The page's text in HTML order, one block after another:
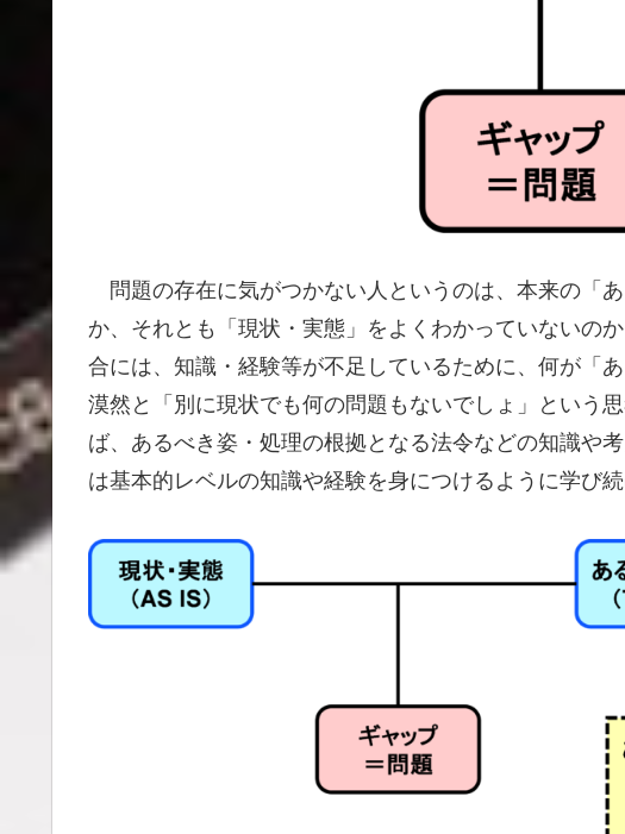
問題の存在に気がつかない人というのは、本来の「
か、それとも「現状・実態」をよくわかっていないの
合には、知識・経験等が不足しているために、何が「
漠然と「別に現状でも何の問題もないでしょ」という
ば、あるべき姿・処理の根拠となる法令などの知識や
は基本的レベルの知識や経験を身につけるように学び続